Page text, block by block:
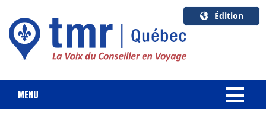
Édition
U.S.A.
English
Canada
MENU